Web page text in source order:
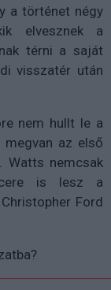
a történet négy
elvesznek a
térni a saját
visszatér után
nem hullt le a
megvan az első
Watts nemcsak
is lesz a
Ford